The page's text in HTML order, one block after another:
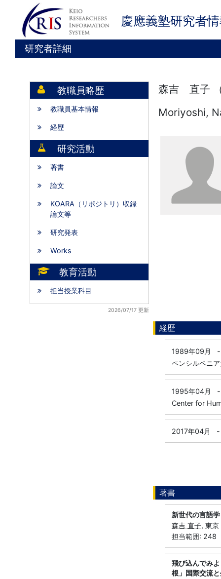
慶應義塾研究者
研究者詳細
教職員略歴
教職員基本情報
経歴
研究活動
著書
論文
KOARA（リポジトリ）収録
論文等
研究発表
Works
教育活動
担当授業科目
2026/07/17 更新
森吉 直子
Moriyoshi,
経歴
1989年09月
-
ペンシルベニ
1995年04月
-
Center for
2017年04月 -
著書
新世代の言語学
森吉 直子, 東
担当範囲: 248
飛び込んでみ
根」国際交流